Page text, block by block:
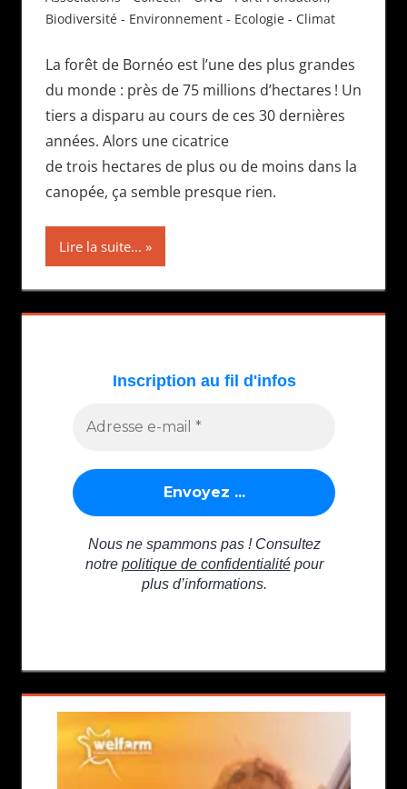
Biodiversité - Environnement - Ecologie - Climat
La forêt de Bornéo est l’une des plus grandes
du monde : près de 75 millions d’hectares ! Un
tiers a disparu au cours de ces 30 dernières
années. Alors une cicatrice
de trois hectares de plus ou de moins dans la
canopée, ça semble presque rien.
Lire la suite...